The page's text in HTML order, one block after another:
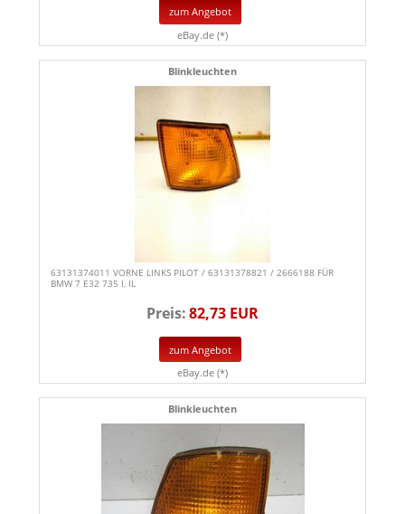
zum Angebot
eBay.de (*)
Blinkleuchten
63131374011 VORNE LINKS PILOT / 63131378821 / 2666188 FÜR
BMW 7 E32 735 I, IL
Preis:82,73 EUR
zum Angebot
eBay.de (*)
Blinkleuchten